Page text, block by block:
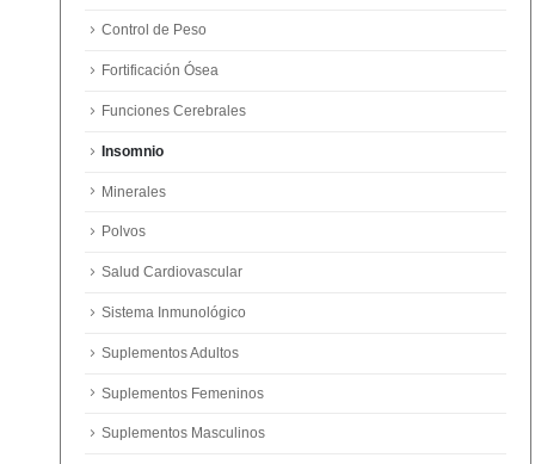
Control de Peso
Fortificación Ósea
Funciones Cerebrales
Insomnio
Minerales
Polvos
Salud Cardiovascular
Sistema Inmunológico
Suplementos Adultos
Suplementos Femeninos
Suplementos Masculinos